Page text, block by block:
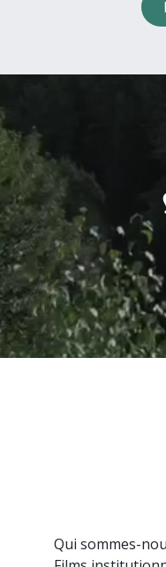
Qui sommes-